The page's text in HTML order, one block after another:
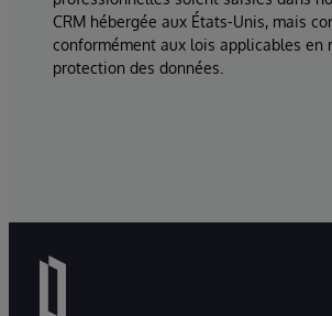
CRM hébergée aux États-Unis, mais
conformément aux lois applicables en
protection des données.